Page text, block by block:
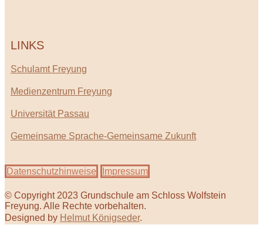
LINKS
Schulamt Freyung
Medienzentrum Freyung
Universität Passau
Gemeinsame Sprache-Gemeinsame Zukunft
Datenschutzhinweise Impressum
© Copyright 2023 Grundschule am Schloss Wolfstein
Freyung. Alle Rechte vorbehalten.
Designed by Helmut Königseder.